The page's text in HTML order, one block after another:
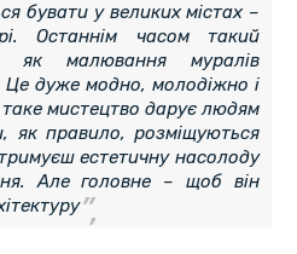
бувати у великих містах –
Останнім часом такий
як малювання муралів
Це дуже модно, молодіжно і
мистецтво дарує людям
як правило, розміщуються
естетичну насолоду
Але головне – щоб він